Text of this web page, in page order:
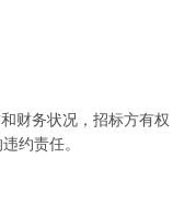
财务状况，招标方有权
约责任。